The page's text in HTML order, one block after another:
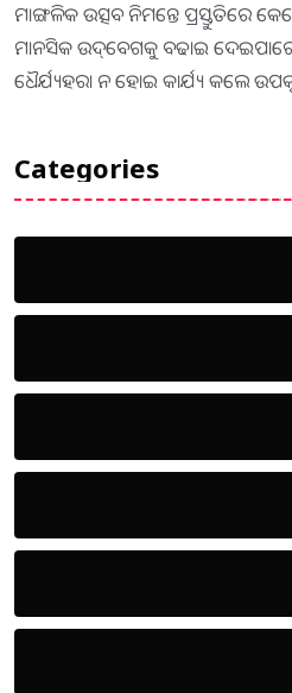
ମାଙ୍ଗଳିକ ଉତ୍ସବ ନିମନ୍ତେ ପ୍ରସ୍ତୁତିରେ
ମାନସିକ ଉଦ୍‌ବେଗକୁ ବଢାଇ
ଧୈର୍ଯ୍ୟହରା ନ ହୋଇ କାର୍ଯ୍ୟ କଲେ
Categories